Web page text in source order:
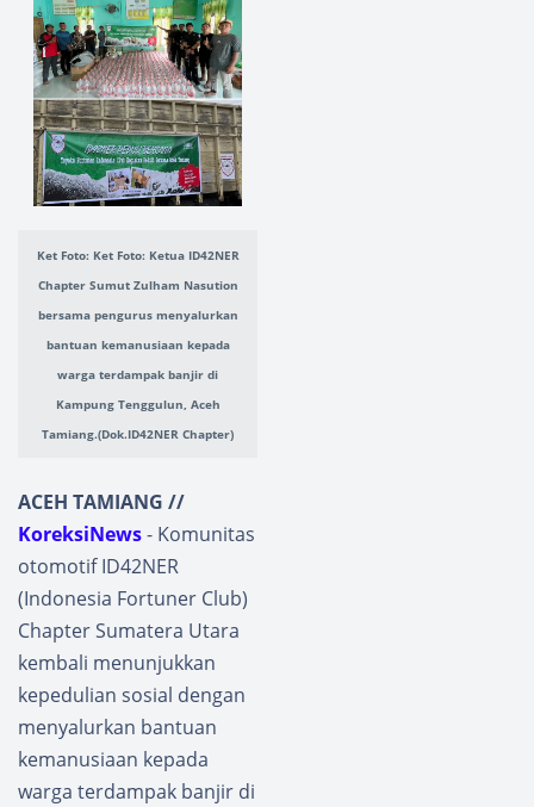
Ket Foto: Ket Foto: Ketua ID42NER
Chapter Sumut Zulham Nasution
bersama pengurus menyalurkan
bantuan kemanusiaan kepada
warga terdampak banjir di
Kampung Tenggulun, Aceh
Tamiang.(Dok.ID42NER Chapter)
ACEH TAMIANG //
KoreksiNews- Komunitas
otomotif ID42NER
(Indonesia Fortuner Club)
Chapter Sumatera Utara
kembali menunjukkan
kepedulian sosial dengan
menyalurkan bantuan
kemanusiaan kepada
warga terdampak banjir di